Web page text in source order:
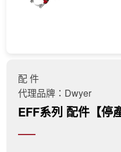
配 件
代理品牌：Dwyer
EFF系列 配件【停